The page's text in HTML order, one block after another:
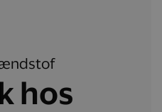
hos